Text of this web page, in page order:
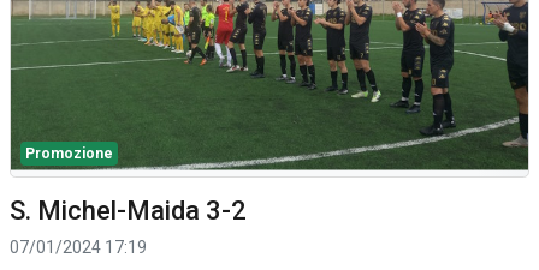
Promozione
S. Michel-Maida 3-2
07/01/2024 17:19